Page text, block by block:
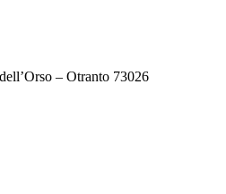
– Otranto 73026